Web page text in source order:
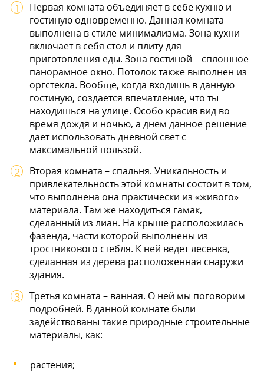
Первая комната объединяет в себе кухню и
гостиную одновременно. Данная комната
выполнена в стиле минимализма. Зона кухни
включает в себя стол и плиту для
приготовления еды. Зона гостиной – сплошное
панорамное окно. Потолок также выполнен из
оргстекла. Вообще, когда входишь в данную
гостиную, создаётся впечатление, что ты
находишься на улице. Особо красив вид во
время дождя и ночью, а днём данное решение
даёт использовать дневной свет с
максимальной пользой.
Вторая комната – спальня. Уникальность и
привлекательность этой комнаты состоит в том,
что выполнена она практически из «живого»
материала. Там же находиться гамак,
сделанный из лиан. На крыше расположилась
фазенда, части которой выполнены из
тростникового стебля. К ней ведёт лесенка,
сделанная из дерева расположенная снаружи
здания.
Третья комната – ванная. О ней мы поговорим
подробней. В данной комнате были
задействованы такие природные строительные
материалы, как:
растения;